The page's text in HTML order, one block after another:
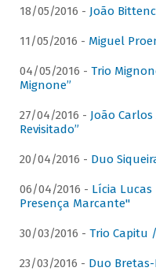
18/05/2016 - João
11/05/2016 - Miguel
04/05/2016 - Trio
Mignone”
27/04/2016 - João
Revisitado”
20/04/2016 - Duo
06/04/2016 - Lícia
Presença Marcante"
30/03/2016 - Trio Capitu
23/03/2016 - Duo